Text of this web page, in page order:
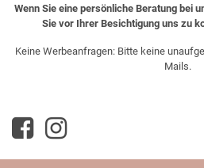
Wenn Sie eine persönliche Beratung bei
Sie vor Ihrer Besichtigung uns zu
Keine Werbeanfragen: Bitte keine
Mails.